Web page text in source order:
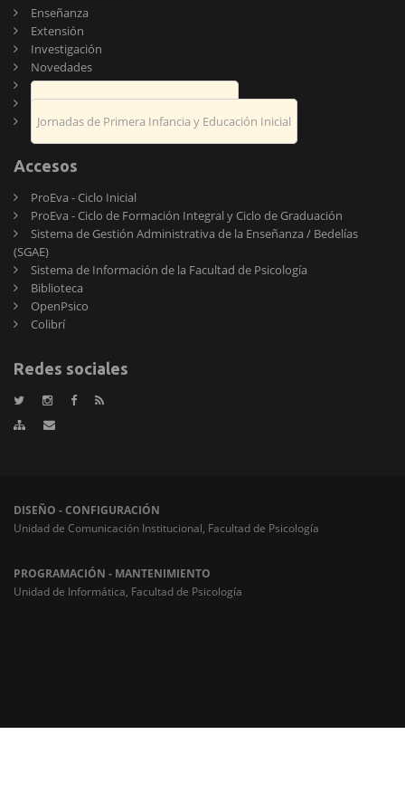
Enseñanza
Extensión
Investigación
Novedades
Publicaciones
Encuentro de Psicología y Educación
Jornadas de Primera Infancia y Educación Inicial
Accesos
ProEva - Ciclo Inicial
ProEva - Ciclo de Formación Integral y Ciclo de Graduación
Sistema de Gestión Administrativa de la Enseñanza / Bedelías
(SGAE)
Sistema de Información de la Facultad de Psicología
Biblioteca
OpenPsico
Colibrí
Redes sociales
DISEÑO - CONFIGURACIÓN
Unidad de Comunicación Institucional, Facultad de Psicología
PROGRAMACIÓN - MANTENIMIENTO
Unidad de Informática, Facultad de Psicología